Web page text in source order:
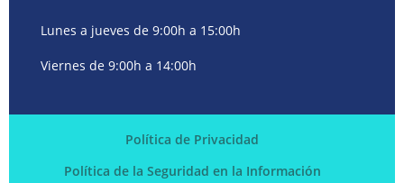
Lunes a jueves de 9:00h a 15:00h
Viernes de 9:00h a 14:00h
Política de Privacidad
Política de la Seguridad en la Información